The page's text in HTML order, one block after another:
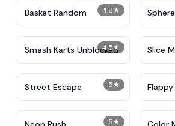
4.8★
Basket Random
4.5★
Smash Karts Unblocked Slice
5★
Street Escape
5★